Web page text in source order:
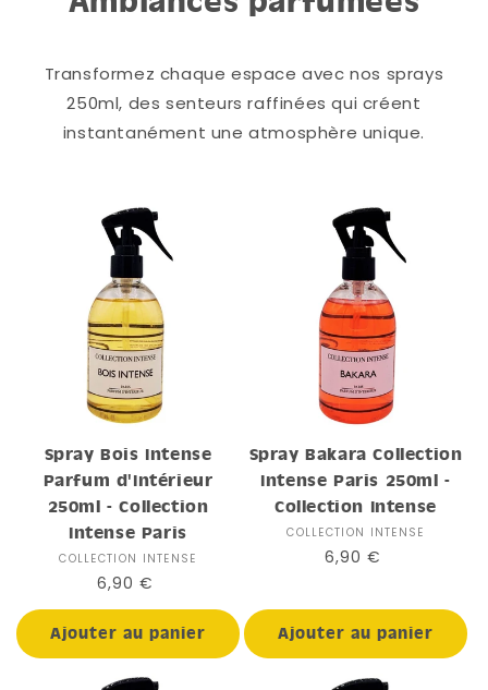
Transformez chaque espace avec nos sprays
250ml, des senteurs raffinées qui créent
instantanément une atmosphère unique.
Spray Bois Intense
Parfum d'Intérieur
250ml - Collection
Intense Paris
Distributeur :
COLLECTION INTENSE
Prix
habituel
6,90 €
Ajouter au panier
Spray Bakara Collection
Intense Paris 250ml -
Collection Intense
Distributeur :
COLLECTION INTENSE
Prix
6,90 €
Ajouter au panier